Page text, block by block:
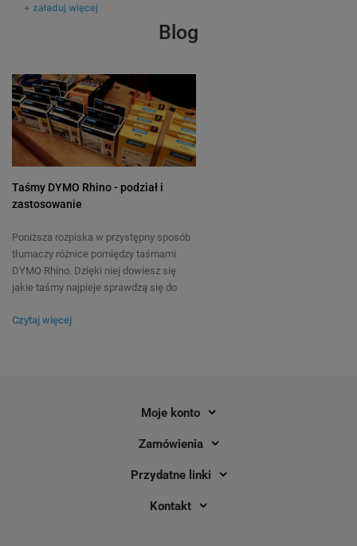
45,00 zł
+ załaduj więcej
Blog
Taśmy DYMO Rhino - podział i
zastosowanie
Poniższa rozpiska w przystępny sposób
tłumaczy różnice pomiędzy taśmami
DYMO Rhino. Dzięki niej dowiesz się
jakie taśmy najpieje sprawdzą się do
Czytaj więcej
Moje konto
Zamówienia
Przydatne linki
Kontakt